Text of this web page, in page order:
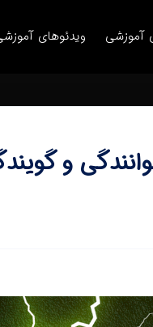
آموزشی ویدئوهای
و